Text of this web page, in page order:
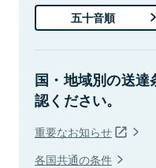
五十音順
国・地域別の送
認ください。
重要なお知らせ
各国共通の条件